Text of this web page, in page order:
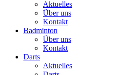
Aktuelles
Über uns
Kontakt
Badminton
Über uns
Kontakt
Darts
Aktuelles